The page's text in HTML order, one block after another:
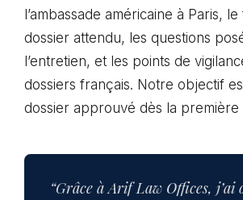
l’ambassade américaine à Paris,
dossier attendu, les questions
l’entretien, et les points de
dossiers français. Notre objectif
dossier approuvé dès la première
“Grâce à Arif Law Offices, j’ai